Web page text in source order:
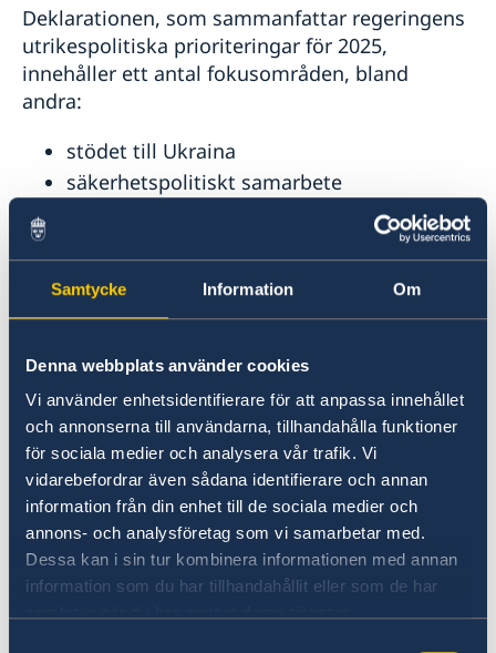
Samtycke Information Om
Denna webbplats använder cookies
Vi använder enhetsidentifierare för att anpassa innehållet
och annonserna till användarna, tillhandahålla funktioner
för sociala medier och analysera vår trafik. Vi
vidarebefordrar även sådana identifierare och annan
information från din enhet till de sociala medier och
annons- och analysföretag som vi samarbetar med.
Dessa kan i sin tur kombinera informationen med annan
information som du har tillhandahållit eller som de har
Deklarationen, som sammanfattar regeringens
utrikespolitiska prioriteringar för 2025,
innehåller ett antal fokusområden, bland
andra:
stödet till Ukraina
säkerhetspolitiskt samarbete
jämställdhet och kvinnors egenmakt
– Årets utrikesdeklaration presenteras i en svår
säkerhetspolitisk tid. Vi – Sverige, EU och Nato
– befinner oss i en långvarig och långtgående
fortsätta utgöra ett allvarligt hot mot
säkerheten i Europa, oavsett utfallet av kriget i
Ukraina. Vår uppgift är ofrånkomlig: vi ska
motverka Rysslands förmåga att göra oss
skada, inte minst genom att stödja Ukraina,
säger utrikesminister Maria Malmer
Stenergard.